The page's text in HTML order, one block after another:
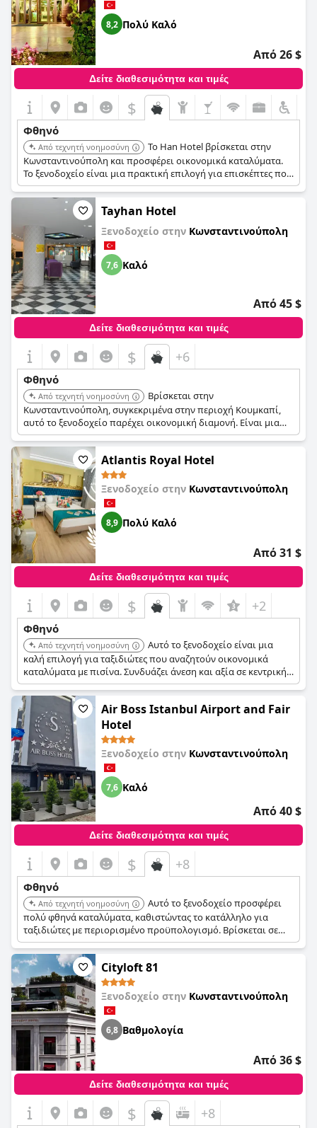
8,2 Πολύ Καλό
Από 26 $
Δείτε διαθεσιμότητα και τιμές
$
Φθηνό
Από τεχνητή νοημοσύνη
Το Han Hotel βρίσκεται στην
Κωνσταντινούπολη και προσφέρει οικονομικά καταλύματα.
Το ξενοδοχείο είναι μια πρακτική επιλογή για επισκέπτες που
θέλουν να εξερευνήσουν την Κωνσταντινούπολη χωρίς να
ξοδέψουν πολλά για τη διαμονή.
Tayhan Hotel
Ξενοδοχείο στην Κωνσταντινούπολη
7,6 Καλό
Από 45 $
Δείτε διαθεσιμότητα και τιμές
$ +6
Φθηνό
Από τεχνητή νοημοσύνη
Βρίσκεται στην
Κωνσταντινούπολη, συγκεκριμένα στην περιοχή Κουμκαπί,
αυτό το ξενοδοχείο παρέχει οικονομική διαμονή. Είναι μια
προσιτή επιλογή για την εξερεύνηση της Κωνσταντινούπολης.
Atlantis Royal Hotel
Ξενοδοχείο στην Κωνσταντινούπολη
8,9 Πολύ Καλό
Από 31 $
Δείτε διαθεσιμότητα και τιμές
$ +2
Φθηνό
Από τεχνητή νοημοσύνη
Αυτό το ξενοδοχείο είναι μια
καλή επιλογή για ταξιδιώτες που αναζητούν οικονομικά
καταλύματα με πισίνα. Συνδυάζει άνεση και αξία σε κεντρική
τοποθεσία.
Air Boss Istanbul Airport and Fair
Hotel
Ξενοδοχείο στην Κωνσταντινούπολη
7,6 Καλό
Από 40 $
Δείτε διαθεσιμότητα και τιμές
$ +8
Φθηνό
Από τεχνητή νοημοσύνη
Αυτό το ξενοδοχείο προσφέρει
πολύ φθηνά καταλύματα, καθιστώντας το κατάλληλο για
ταξιδιώτες με περιορισμένο προϋπολογισμό. Βρίσκεται σε
βολική τοποθεσία κοντά στο αεροδρόμιο.
Cityloft 81
Ξενοδοχείο στην Κωνσταντινούπολη
6,8 Βαθμολογία
Από 36 $
Δείτε διαθεσιμότητα και τιμές
$ +8